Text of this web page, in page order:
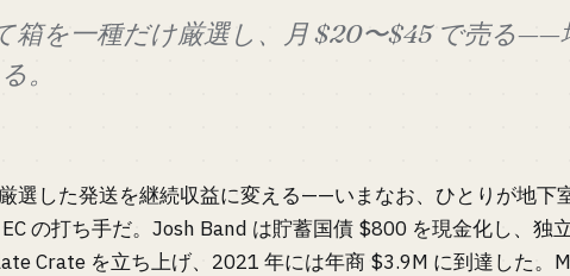
箱を一種だけ厳選し、月 $20〜$45 で売る——
。
選した発送を継続収益に変える——いまなお、ひとりが地下
の打ち手だ。Josh Band は貯蓄国債 $800 を現金化し、独
Crate を立ち上げ、2021 年には年商 $3.9M に到達した。